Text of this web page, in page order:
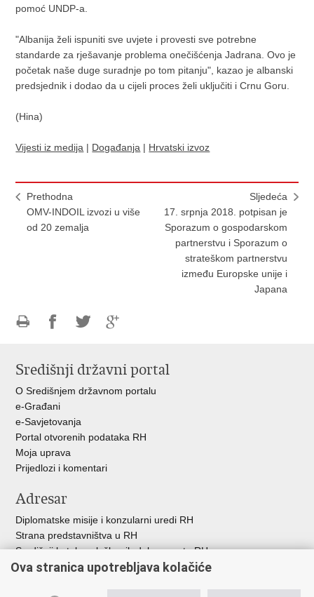
pomoć UNDP-a.
"Albanija želi ispuniti sve uvjete i provesti sve potrebne
standarde za rješavanje problema onečišćenja Jadrana. Ovo je
početak naše duge suradnje po tom pitanju", kazao je albanski
predsjednik i dodao da u cijeli proces želi uključiti i Crnu Goru.
(Hina)
Vijesti iz medija | Događanja | Hrvatski izvoz
Prethodna
OMV-INDOIL izvozi u više
od 20 zemalja
Sljedeća
17. srpnja 2018. potpisan je
Sporazum o gospodarskom
partnerstvu i Sporazum o
strateškom partnerstvu
između Europske unije i
Japana
FacebookuTwitteruGoogle
Središnji državni portal
O Središnjem državnom portalu
e-Građani
e-Savjetovanja
Portal otvorenih podataka RH
Moja uprava
Prijedlozi i komentari
Adresar
Diplomatske misije i konzularni uredi RH
Strana predstavništva u RH
Središnji katalog službenih dokumenata RH
Adresar tijela javne vlasti
Ova stranica upotrebljava kolačiće